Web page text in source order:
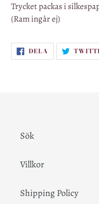
Trycket packas i
(Ram ingår ej)
DELA DELA
FACEBOOK
Sök
Villkor
Shipping Policy